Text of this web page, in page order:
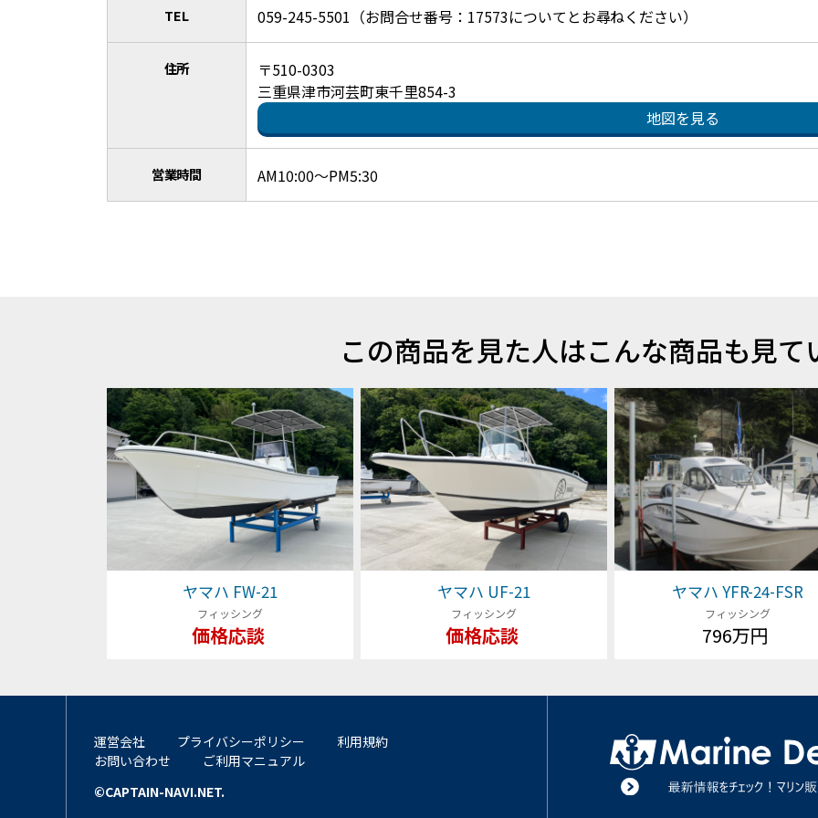
TEL 059-245-5501（お問合せ番号：17573についてとお尋ねください）
住所
〒510-0303
三重県津市河芸町東千里854-3
地図を見る
営業時間 AM10:00～PM5:30
この商品を見た人はこんな商品も見て
ヤマハ FW-21
フィッシング
価格応談
ヤマハ UF-21
フィッシング
価格応談
ヤマハ YFR-24-FSR
フィッシング
796万円
運営会社 プライバシーポリシー
利用規約
お問い合わせ
ご利用マニュアル
©CAPTAIN-NAVI.NET.